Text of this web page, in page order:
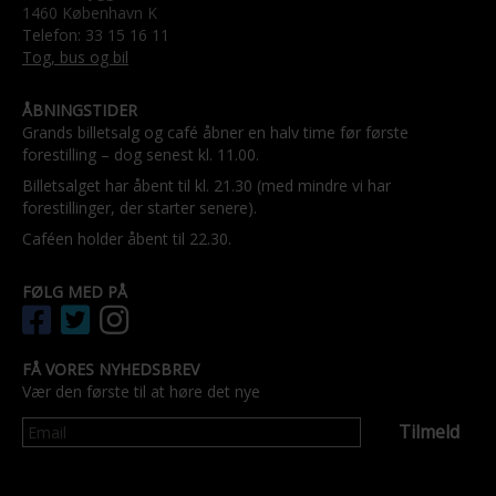
1460 København K
Telefon: 33 15 16 11
Tog, bus og bil
ÅBNINGSTIDER
Grands billetsalg og café åbner en halv time før første
forestilling – dog senest kl. 11.00.
Billetsalget har åbent til kl. 21.30 (med mindre vi har
forestillinger, der starter senere).
Caféen holder åbent til 22.30.
FØLG MED PÅ
FÅ VORES NYHEDSBREV
Vær den første til at høre det nye
Tilmeld